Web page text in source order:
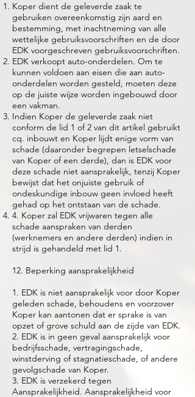
Koper dient de geleverde zaak te
gebruiken overeenkomstig zijn aard en
bestemming, met inachtneming van alle
wettelijke gebruiksvoorschriften en de door
EDK voorgeschreven gebruiksvoorschriften.
EDK verkoopt auto-onderdelen. Om te
kunnen voldoen aan eisen die aan auto-
onderdelen worden gesteld, moeten deze
op de juiste wijze worden ingebouwd door
een vakman.
Indien Koper de geleverde zaak niet
conform de lid 1 of 2 van dit artikel gebruikt
cq. inbouwt en Koper lijdt enige vorm van
schade (daaronder begrepen letselschade
van Koper of een derde), dan is EDK voor
deze schade niet aansprakelijk, tenzij Koper
bewijst dat het onjuiste gebruik of
ondeskundige inbouw geen invloed heeft
gehad op het ontstaan van de schade.
4. Koper zal EDK vrijwaren tegen alle
schade aanspraken van derden
(werknemers en andere derden) indien in
strijd is gehandeld met lid 1.
12. Beperking aansprakelijkheid
1. EDK is niet aansprakelijk voor door Koper
geleden schade, behoudens en voorzover
Koper kan aantonen dat er sprake is van
opzet of grove schuld aan de zijde van EDK.
2. EDK is in geen geval aansprakelijk voor
bedrijfsschade, vertragingschade,
winstderving of stagnatieschade, of andere
gevolgschade van Koper.
3. EDK is verzekerd tegen
Aansprakelijkheid. Aansprakelijkheid voor